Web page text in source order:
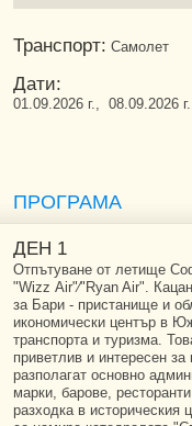
Транспорт: Самолет
Дати:
01.09.2026 г., 08.09.2026
ПРОГРАМА
ДЕН 1
Отпътуване от летище
"Wizz Аir"∕"Ryan Air".
за Бари - пристанище и
икономически център в
транспорта и туризма.
приветлив и интересен
разполагат основно
марки, барове,
разходка в историческия